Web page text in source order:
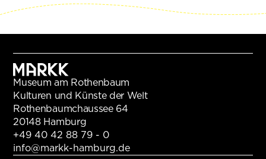
Museum am Rothenbaum
Kulturen und Künste der Welt
Rothenbaumchaussee 64
20148 Hamburg
+49 40 42 88 79 - 0
info@markk-hamburg.de